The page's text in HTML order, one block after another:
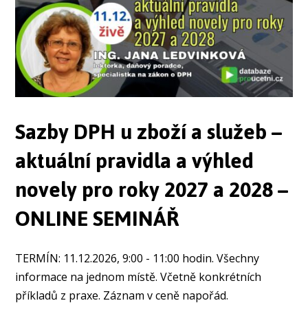
Sazby DPH u zboží a služeb –
aktuální pravidla a výhled
novely pro roky 2027 a 2028 –
ONLINE SEMINÁŘ
TERMÍN: 11.12.2026, 9:00 - 11:00 hodin. Všechny
informace na jednom místě. Včetně konkrétních
příkladů z praxe. Záznam v ceně napořád.